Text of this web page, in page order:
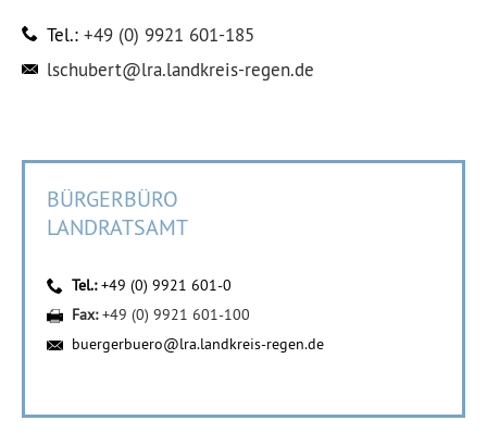
Tel.: +49 (0) 9921 601-185
lschubert@lra.landkreis-regen.de
BÜRGERBÜRO
LANDRATSAMT
Tel.:+49 (0) 9921 601-0
Fax:+49 (0) 9921 601-100
buergerbuero@lra.landkreis-regen.de